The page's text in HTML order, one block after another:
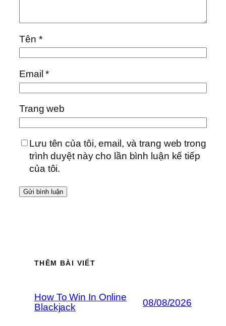
Tên *
Email*
Trang web
Lưu tên của tôi, email, và trang web trong
trình duyệt này cho lần bình luận kế tiếp
của tôi.
THÊM BÀI VIẾT
How To Win In Online
Blackjack
08/08/2026